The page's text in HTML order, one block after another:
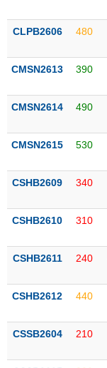
CLPB2606 480
CMSN2613 390
CMSN2614 490
CMSN2615 530
CSHB2609 340
CSHB2610 310
CSHB2611 240
CSHB2612 440
CSSB2604 210
TÀI
CÔNG
THÔNG
VỤ
TRUYỀN
ÍCH